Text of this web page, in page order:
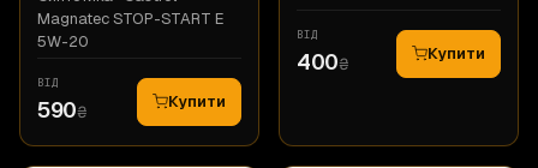
Magnatec STOP-START E
5W-20
ВІД
590₴ Купити
ВІД
400₴ Купити